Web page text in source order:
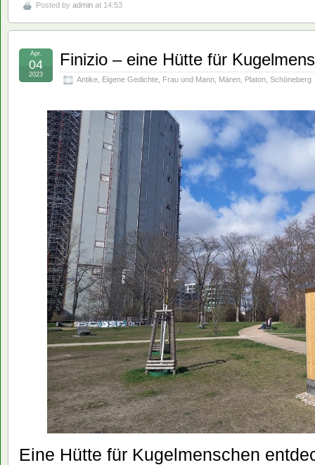
Posted by admin at 14:53
Finizio – eine Hütte für
Antike Eigene Gedichte Frau und Mann Mären Platon Schöneberg
Apr.
04
2023
Eine Hütte für Kugelmenschen